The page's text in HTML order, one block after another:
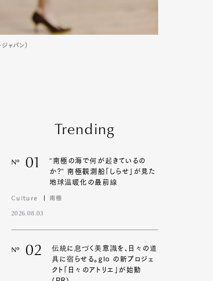
ャパン）
Trending
Nº 01
“南極の海で何が起きているの
か?” 南極観測船「しらせ」が見た
地球温暖化の最前線
Culture 南極
2026.08.03
Nº 02
伝統に息づく美意識を、日々の道
具に宿らせる。glo の新プロジェ
クト「日々のアトリエ」が始動